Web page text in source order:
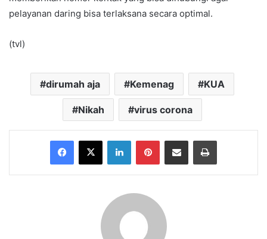
pelayanan daring bisa terlaksana secara optimal.
(tvl)
dirumah aja Kemenag KUA
Nikah virus corona
Facebook
X LinkedInPinterestShare via Email Print